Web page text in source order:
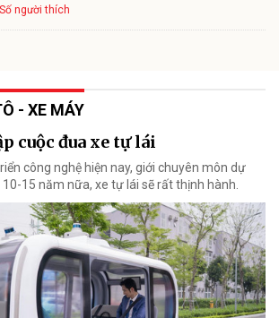
Số người thích
- XE MÁY
cuộc đua xe tự lái
công nghệ hiện nay, giới chuyên môn dự
15 năm nữa, xe tự lái sẽ rất thịnh hành.